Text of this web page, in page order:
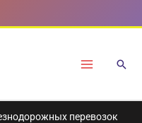
перевозок